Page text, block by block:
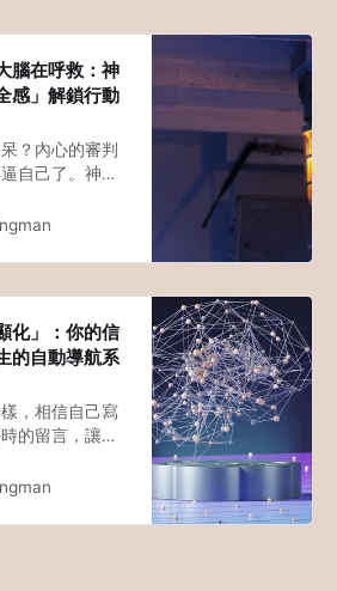
腦在呼救：神
感」解鎖行動
？內心的審判
自己了。神經
意志力，而是
的微小轉換。
化」：你的信
的自動導航系
，相信自己寫
的留言，讓我
在信念編導、
方法重塑你的